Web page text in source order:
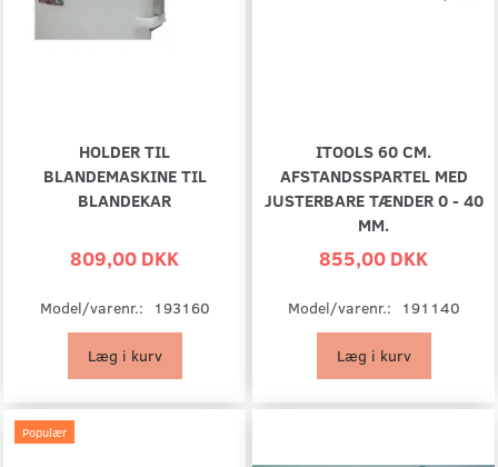
HOLDER TIL
BLANDEMASKINE TIL
BLANDEKAR
809,00 DKK
Model/varenr.: 193160
Læg i kurv
ITOOLS 60 CM.
AFSTANDSSPARTEL MED
JUSTERBARE TÆNDER 0 - 40
MM.
855,00 DKK
Model/varenr.: 191140
Læg i kurv
Populær